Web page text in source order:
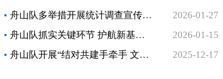
舟山队多举措开展统计调查宣传新模式
2026-01-27
舟山队抓实关键环节 护航新基期CPI调查数据质量
2026-01-15
舟山队开展“结对共建手牵手 文明实践心连心”主题党日
2025-12-17